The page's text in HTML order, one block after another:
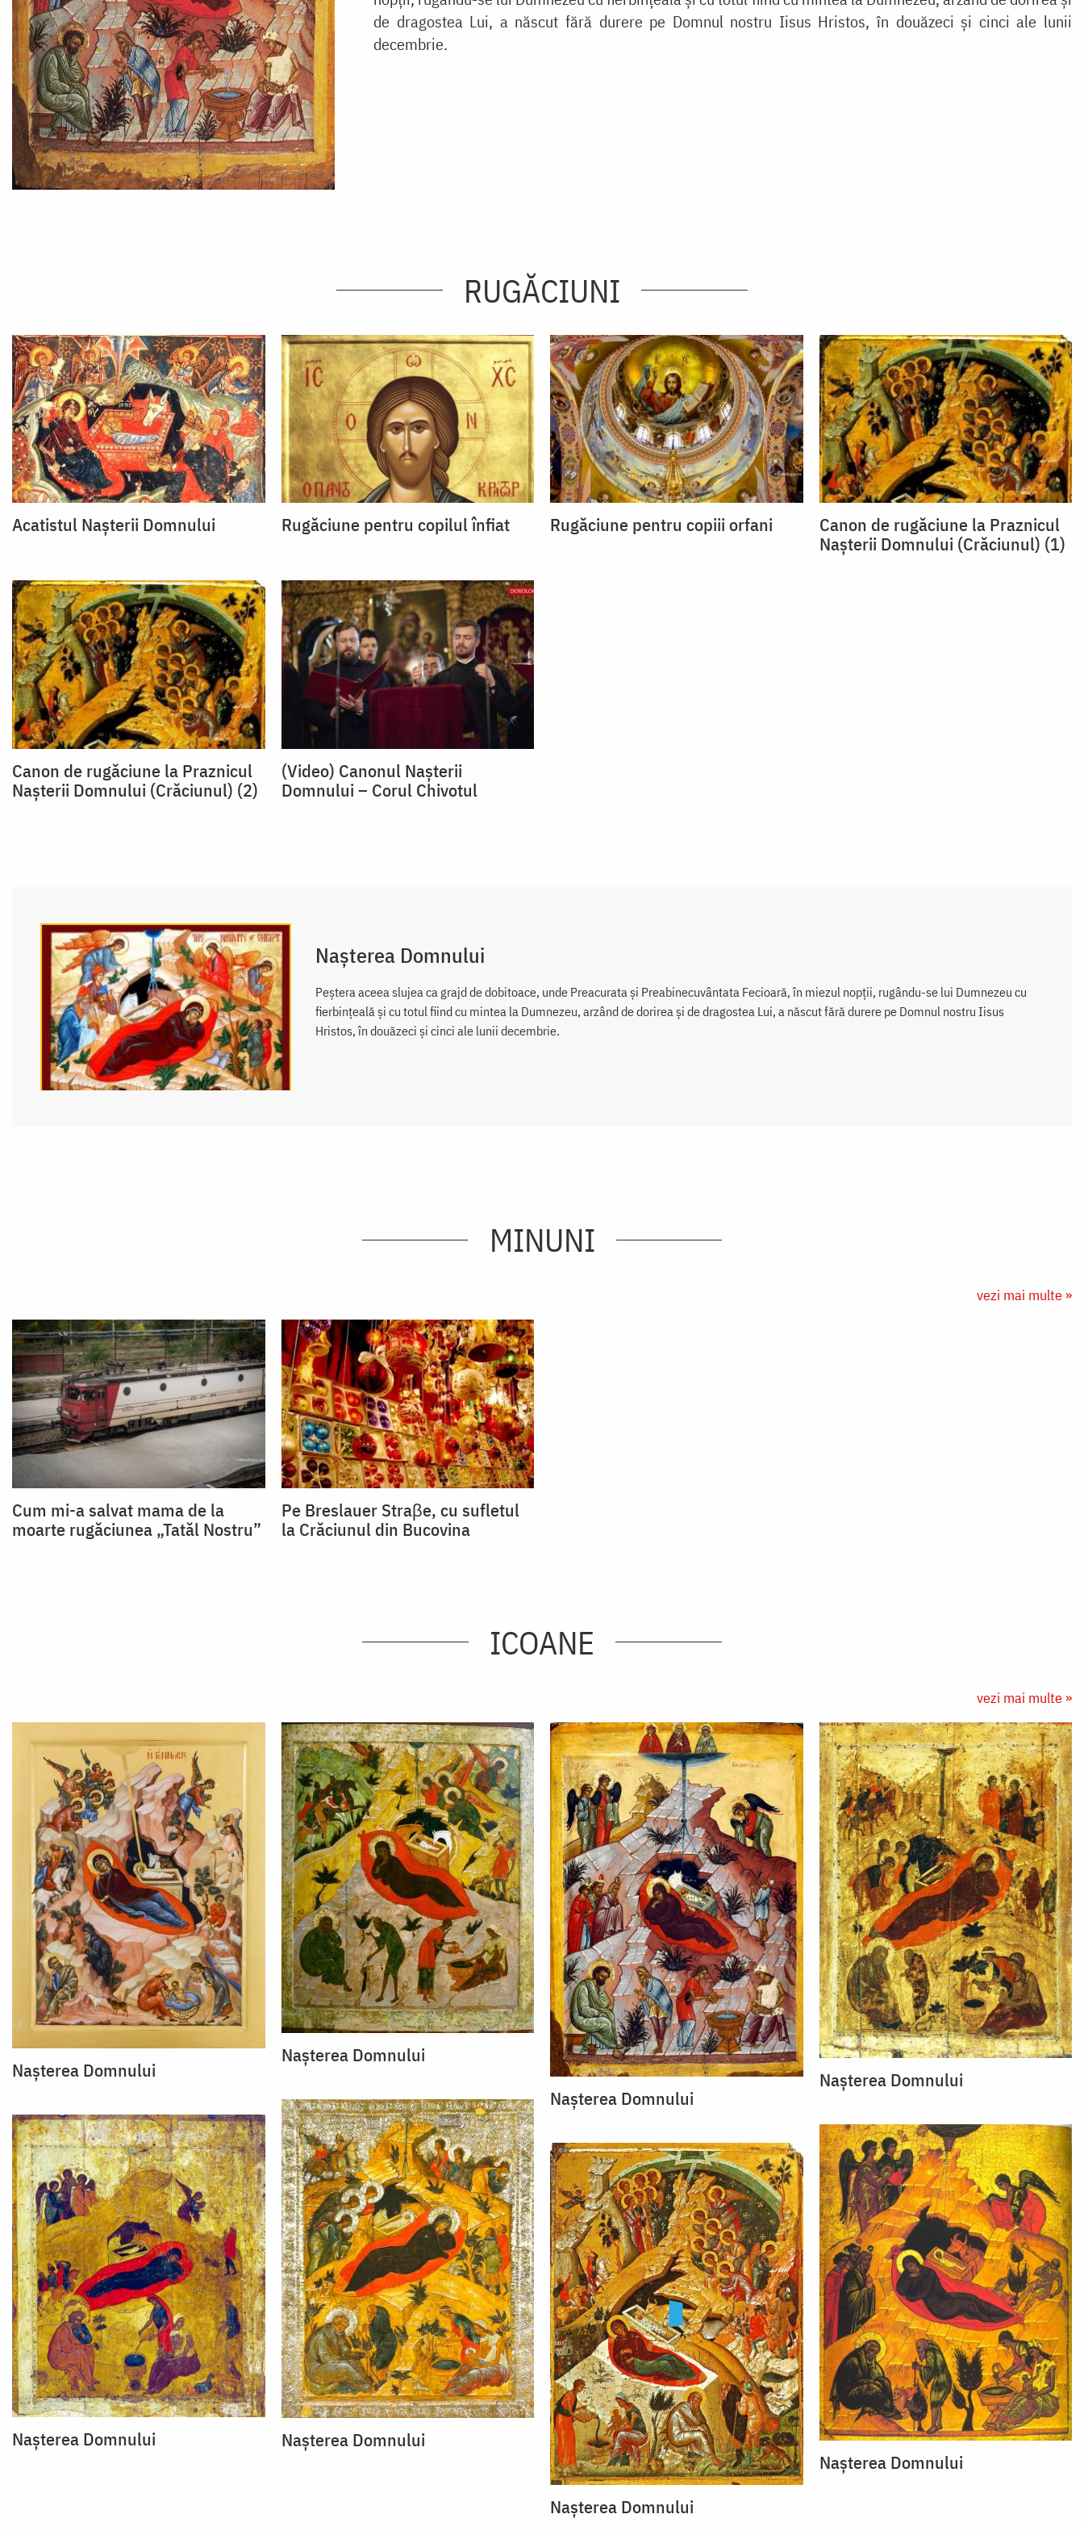
de dragostea Lui, a născut fără durere pe Domnul nostru Iisus Hristos, în douăzeci și cinci ale lunii
decembrie.
RUGĂCIUNI
Acatistul Naşterii Domnului Rugăciune pentru copilul înfiat Rugăciune pentru copiii orfani
Canon de rugăciune la Praznicul
Naşterii Domnului (Crăciunul) (1)
Canon de rugăciune la Praznicul
Naşterii Domnului (Crăciunul) (2)
(Video) Canonul Nașterii
Domnului – Corul Chivotul
Nașterea Domnului
Peștera aceea slujea ca grajd de dobitoace, unde Preacurata și Preabinecuvântata Fecioară, în miezul nopții, rugându-se lui Dumnezeu cu
fierbințeală și cu totul fiind cu mintea la Dumnezeu, arzând de dorirea și de dragostea Lui, a născut fără durere pe Domnul nostru Iisus
Hristos, în douăzeci și cinci ale lunii decembrie.
MINUNI
vezi mai multe »
Cum mi-a salvat mama de la
moarte rugăciunea „Tatăl Nostru”
Pe Breslauer Straβe, cu sufletul
la Crăciunul din Bucovina
ICOANE
vezi mai multe »
Nașterea Domnului
Nașterea Domnului
Nașterea Domnului
Nașterea Domnului
Nașterea Domnului
Nașterea Domnului
Nașterea Domnului
Nașterea Domnului